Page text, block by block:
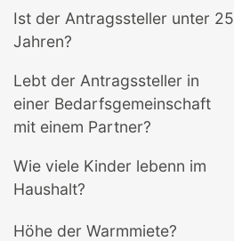
Ist der Antrags­steller unter 25
Jahren?
Lebt der Antrags­steller in
einer Bedarfs­gemeinschaft
mit einem Partner?
Wie viele Kinder lebenn im
Haushalt?
Höhe der Warmmiete?